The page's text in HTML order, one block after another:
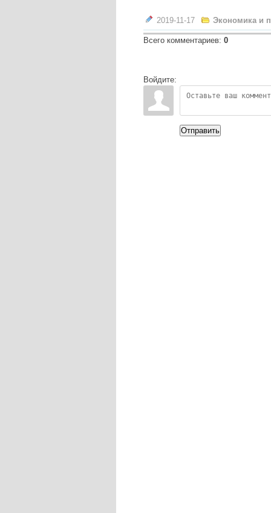
2019-11-17 Экономика и
Всего комментариев: 0
Войдите:
Отправить